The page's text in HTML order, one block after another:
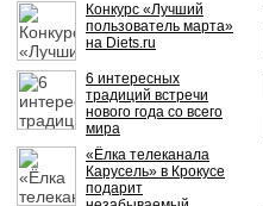
Конкурс «Лучший
пользователь марта»
на Diets.ru
6 интересных
традиций встречи
нового года со всего
мира
«Ёлка телеканала
Карусель» в Крокусе
подарит